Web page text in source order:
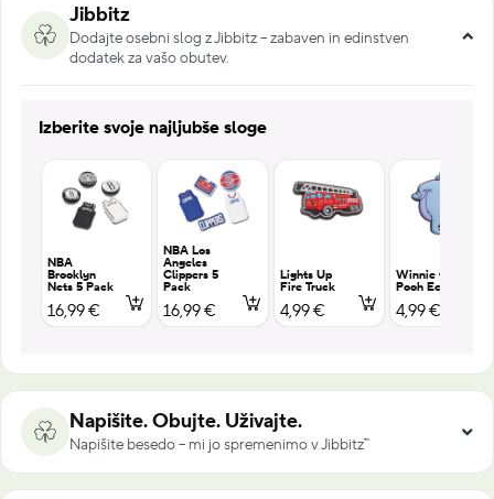
Jibbitz
Dodajte osebni slog z Jibbitz – zabaven in edinstven
dodatek za vašo obutev.
Izberite svoje najljubše sloge
NBA
Brooklyn
Nets 5 Pack
16,99 €
NBA Los
Angeles
Clippers 5
Pack
16,99 €
Lights Up
Fire Truck
4,99 €
Winnie the
Pooh Eeyore
4,99 €
Napišite. Obujte. Uživajte.
Napišite besedo – mi jo spremenimo v Jibbitz™